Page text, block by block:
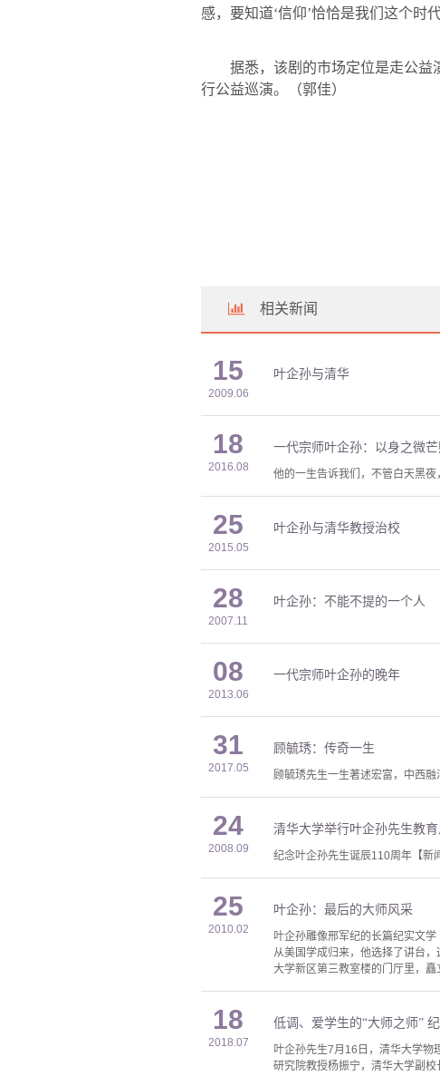
感，要知道‘信仰’恰恰是我们这个时
据悉，该剧的市场定位是走公益演
行公益巡演。
（郭佳）
相关新闻
15
2009.06
叶企孙与清华
18
2016.08
一代宗师叶企孙：以身之微
他的一生告诉我们，不管白天黑夜
25
2015.05
叶企孙与清华教授治校
28
2007.11
叶企孙：不能不提的一个人
08
2013.06
一代宗师叶企孙的晚年
31
2017.05
顾毓琇：传奇一生
顾毓琇先生一生著述宏富，中西
24
2008.09
清华大学举行叶企孙先生教
纪念叶企孙先生诞辰110周年【新
25
2010.02
叶企孙：最后的大师风采
叶企孙雕像邢军纪的长篇纪实文
从美国学成归来，他选择了讲台
大学新区第三教室楼的门厅里，
18
2018.07
低调、爱学生的“大师之师”
叶企孙先生7月16日，清华大学
研究院教授杨振宁，清华大学副